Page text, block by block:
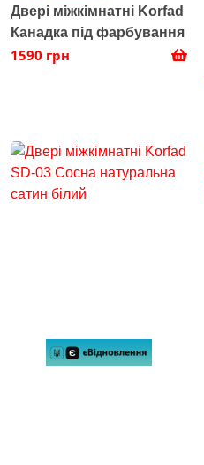
Двері міжкімнатні Korfad
Канадка під фарбування
1590 грн